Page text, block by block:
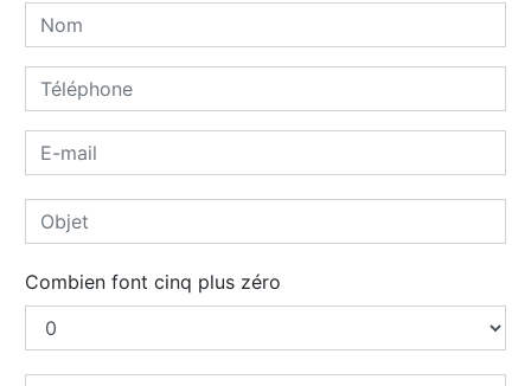
Combien font cinq plus zéro